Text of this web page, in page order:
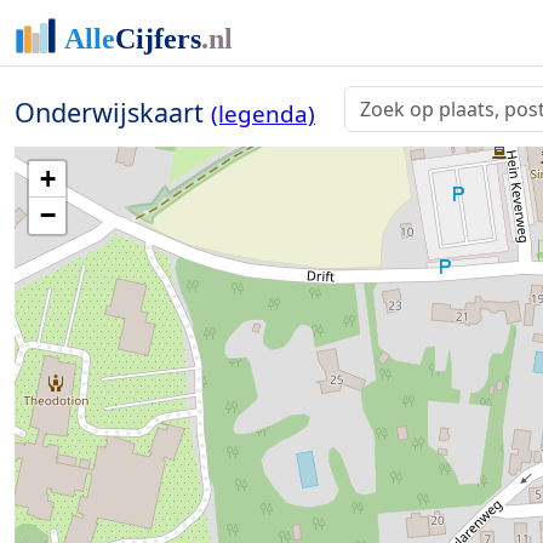
Onderwijskaart (legenda)
+
−